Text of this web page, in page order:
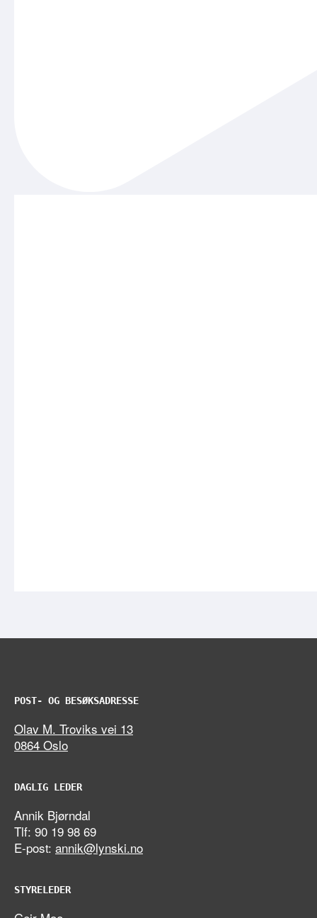
POST- OG BESØKSADRESSE
Olav M. Troviks vei 13
0864 Oslo
DAGLIG LEDER
Annik Bjørndal
Tlf: 90 19 98 69
E-post: annik@lynski.no
STYRELEDER